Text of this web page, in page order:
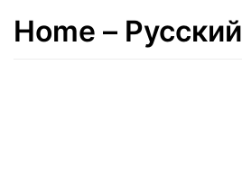
Home – Русский